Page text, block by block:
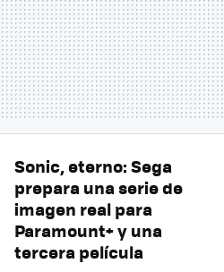
Sonic, eterno: Sega
prepara una serie de
imagen real para
Paramount+ y una
tercera película